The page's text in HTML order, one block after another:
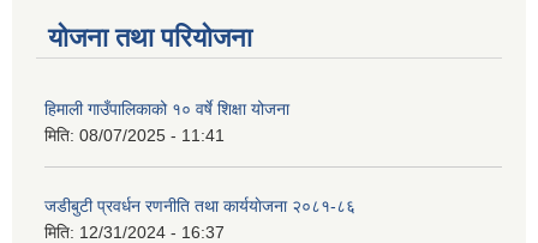
योजना तथा परियोजना
हिमाली गाउँपालिकाको १० वर्षे शिक्षा योजना
मिति: 08/07/2025 - 11:41
जडीबुटी प्रवर्धन रणनीति तथा कार्ययाेजना २०८१-८६
मिति: 12/31/2024 - 16:37